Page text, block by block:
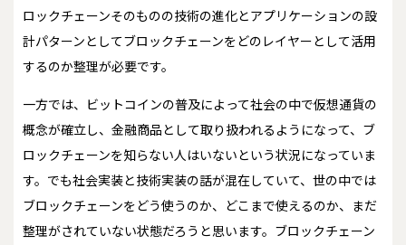
ロックチェーンそのものの技術の進化とアプリケーションの設
計パターンとしてブロックチェーンをどのレイヤーとして活用
するのか整理が必要です。
一方では、ビットコインの普及によって社会の中で仮想通貨の
概念が確立し、金融商品として取り扱われるようになって、ブ
ロックチェーンを知らない人はいないという状況になっていま
す。でも社会実装と技術実装の話が混在していて、世の中では
ブロックチェーンをどう使うのか、どこまで使えるのか、まだ
整理がされていない状態だろうと思います。ブロックチェーン